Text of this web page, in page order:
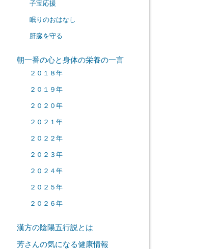
子宝応援
眠りのおはなし
肝臓を守る
朝一番の心と身体の栄養の一言
２０１８年
２０１９年
２０２０年
２０２１年
２０２２年
２０２３年
２０２４年
２０２５年
２０２６年
漢方の陰陽五行説とは
芳さんの気になる健康情報